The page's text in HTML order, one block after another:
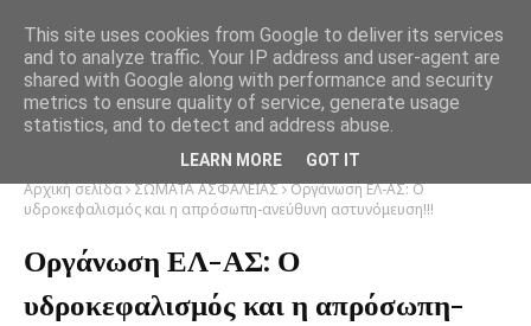
Αρχική σελίδα ΣΩΜΑΤΑ ΑΣΦΑΛΕΙΑΣ Οργάνωση ΕΛ-ΑΣ: Ο
υδροκεφαλισμός και η απρόσωπη-ανεύθυνη αστυνόμευση!!!
Οργάνωση ΕΛ-ΑΣ: Ο
υδροκεφαλισμός και η απρόσωπη-
This site uses cookies from Google to deliver its services
and to analyze traffic. Your IP address and user-agent are
shared with Google along with performance and security
metrics to ensure quality of service, generate usage
statistics, and to detect and address abuse.
LEARN MORE GOT IT